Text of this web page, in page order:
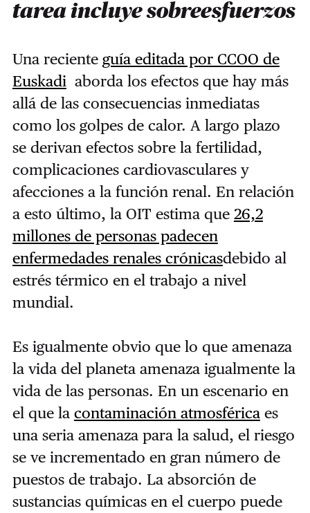
tarea incluye sobreesfuerzos
Una reciente guía editada por CCOO de
Euskadi aborda los efectos que hay más
allá de las consecuencias inmediatas
como los golpes de calor. A largo plazo
se derivan efectos sobre la fertilidad,
complicaciones cardiovasculares y
afecciones a la función renal. En relación
a esto último, la OIT estima que 26,2
millones de personas padecen
enfermedades renales crónicasdebido al
estrés térmico en el trabajo a nivel
mundial.
Es igualmente obvio que lo que amenaza
la vida del planeta amenaza igualmente la
vida de las personas. En un escenario en
el que la contaminación atmosféricaes
una seria amenaza para la salud, el riesgo
se ve incrementado en gran número de
puestos de trabajo. La absorción de
sustancias químicas en el cuerpo puede